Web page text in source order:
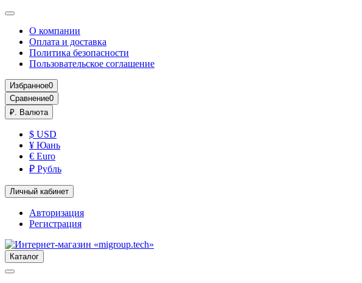
О компании
Оплата и доставка
Политика безопасности
Пользовательское соглашение
Избранное0
Сравнение0
₽. Валюта
$ USD
¥ Юань
€ Euro
₽ Рубль
Личный кабинет
Авторизация
Регистрация
Каталог